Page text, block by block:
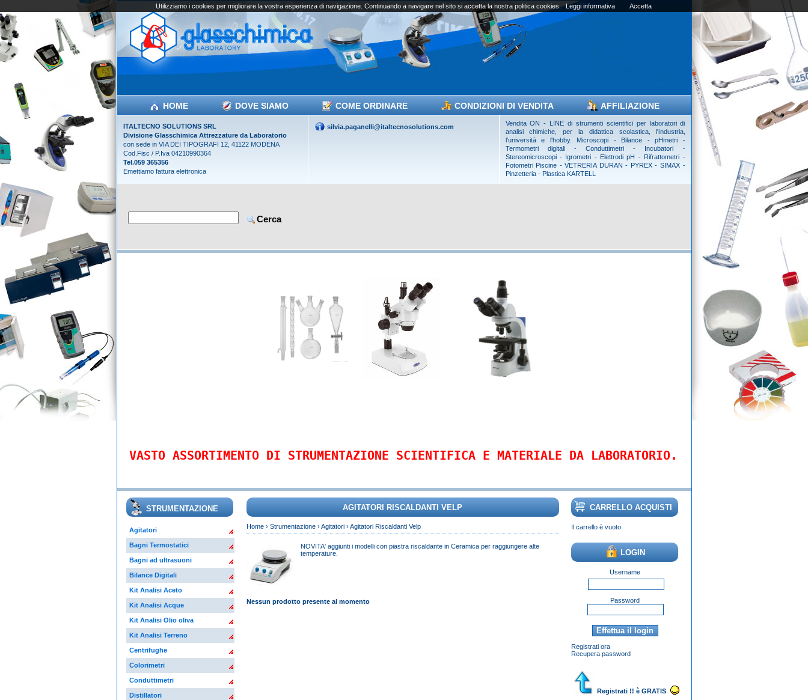
HOME DOVE SIAMO COME ORDINARE CONDIZIONI DI VENDITA AFFILIAZIONE
ITALTECNO SOLUTIONS SRL
Divisione Glasschimica Attrezzature da Laboratorio
con sede in VIA DEI TIPOGRAFI 12, 41122 MODENA
Cod.Fisc / P.Iva 04210990364
Tel.059 365356
Emettiamo fattura elettronica
silvia.paganelli@italtecnosolutions.com
Vendita ON - LINE di strumenti scientifici per laboratori di
analisi chimiche, per la didattica scolastica, l'industria,
l'università e l'hobby. Microscopi - Bilance - pHmetri -
Termometri digitali - Conduttimetri - Incubatori -
Stereomicroscopi - Igrometri - Elettrodi pH - Rifrattometri -
Fotometri Piscine - VETRERIA DURAN - PYREX - SIMAX -
Pinzetteria - Plastica KARTELL
VASTO ASSORTIMENTO DI STRUMENTAZIONE SCIENTIFICA E MATERIALE DA LABORATORIO.
STRUMENTAZIONE
Agitatori
Bagni Termostatici
Bagni ad ultrasuoni
Bilance Digitali
Kit Analisi Aceto
Kit Analisi Acque
Kit Analisi Olio oliva
Kit Analisi Terreno
Centrifughe
Colorimetri
Conduttimetri
Distillatori
AGITATORI RISCALDANTI VELP
Home› Strumentazione›Agitatori›Agitatori Riscaldanti Velp
NOVITA' aggiunti i modelli con piastra riscaldante in Ceramica per raggiungere alte
temperature.
Nessun prodotto presente al momento
CARRELLO ACQUISTI
Il carrello è vuoto
LOGIN
Username
Password
Registrati ora
Recupera password
Una nuova avventura nell'offrire le
mie varie terapie/insegnamenti
professionali di terapia del suono a
una clientela più ampia. Migliora il tuo
Registrati !! è GRATIS
Utilizziamo i cookies per migliorare la vostra esperienza di navigazione. Continuando a navigare nel sito si accetta la nostra politica cookies. Leggi informativa Accetta